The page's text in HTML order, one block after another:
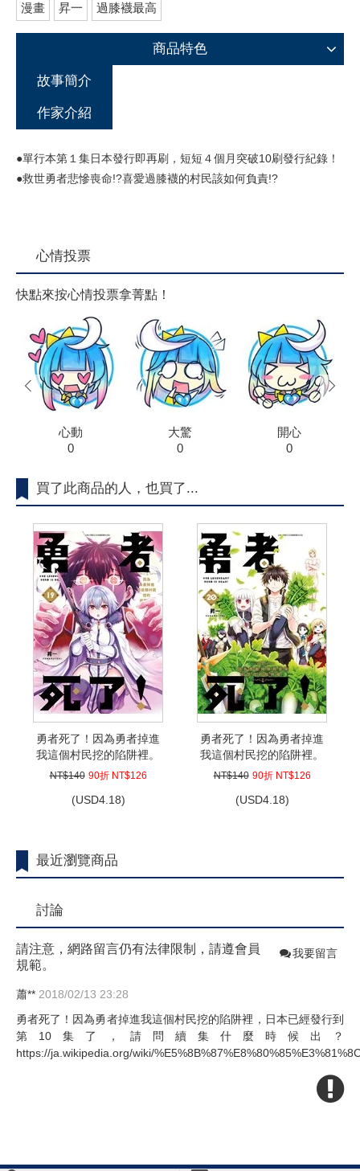
漫畫 昇一 過膝襪最高
商品特色
故事簡介
作家介紹
●單行本第１集日本發行即再刷，短短４個月突破10刷發行紀錄！
●救世勇者悲慘喪命!?喜愛過膝襪的村民該如何負責!?
心情投票
快點來按心情投票拿菁點！
心動
0
大驚
0
開心
0
prev next
買了此商品的人，也買了...
勇者死了！因為勇者掉進
我這個村民挖的陷阱裡。
(19)
NT$140 90折 NT$126
(USD4.18)
勇者死了！因為勇者掉進
我這個村民挖的陷阱裡。
(20)END
NT$140 90折 NT$126
(USD4.18)
最近瀏覽商品
討論
請注意，網路留言仍有法律限制，請遵會員
規範。
我要留言
蕭** 2018/02/13 23:28
勇者死了！因為勇者掉進我這個村民挖的陷阱裡，日本已經發行到
第10集了，請問續集什麼時候出？
https://ja.wikipedia.org/wiki/